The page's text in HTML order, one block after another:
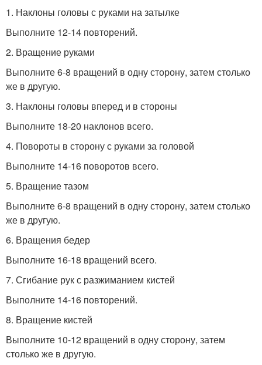
1. Наклоны головы с руками на затылке
Выполните 12-14 повторений.
2. Вращение руками
Выполните 6-8 вращений в одну сторону, затем столько
же в другую.
3. Наклоны головы вперед и в стороны
Выполните 18-20 наклонов всего.
4. Повороты в сторону с руками за головой
Выполните 14-16 поворотов всего.
5. Вращение тазом
Выполните 6-8 вращений в одну сторону, затем столько
же в другую.
6. Вращения бедер
Выполните 16-18 вращений всего.
7. Сгибание рук с разжиманием кистей
Выполните 14-16 повторений.
8. Вращение кистей
Выполните 10-12 вращений в одну сторону, затем
столько же в другую.